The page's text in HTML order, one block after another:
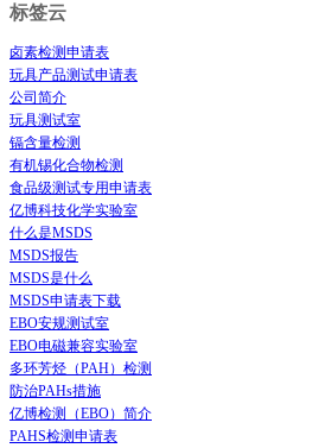
标签云
卤素检测申请表
玩具产品测试申请表
公司简介
玩具测试室
镉含量检测
有机锡化合物检测
食品级测试专用申请表
亿博科技化学实验室
什么是MSDS
MSDS报告
MSDS是什么
MSDS申请表下载
EBO安规测试室
EBO电磁兼容实验室
多环芳烃（PAH）检测
防治PAHs措施
亿博检测（EBO）简介
PAHS检测申请表